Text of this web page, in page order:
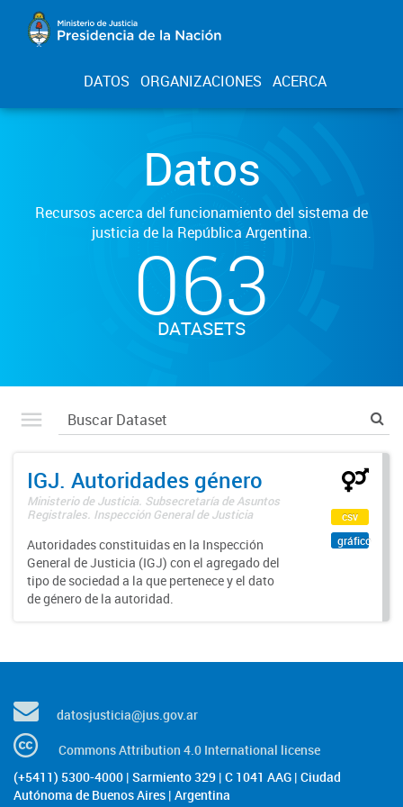
DATOS ORGANIZACIONES ACERCA
Datos
Recursos acerca del funcionamiento del sistema de
justicia de la República Argentina.
063
DATASETS
IGJ. Autoridades género
Ministerio de Justicia. Subsecretaría de Asuntos
Registrales. Inspección General de Justicia
Autoridades constituidas en la Inspección
General de Justicia (IGJ) con el agregado del
tipo de sociedad a la que pertenece y el dato
de género de la autoridad.
csv
gráfico
datosjusticia@jus.gov.ar
Commons Attribution 4.0 International license
(+5411) 5300-4000 | Sarmiento 329 | C 1041 AAG | Ciudad
Autónoma de Buenos Aires | Argentina